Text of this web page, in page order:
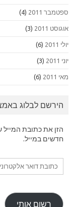
ספטמבר 2011 (4)
אוגוסט 2011 (3)
יולי 2011 (6)
יוני 2011 (3)
מאי 2011 (6)
הירשם לבלוג
הזן את כתובת המייל
חדשים במייל.
רשום אותי